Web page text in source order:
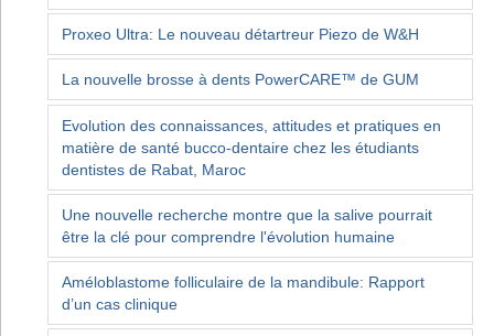
Proxeo Ultra: Le nouveau détartreur Piezo de W&H
La nouvelle brosse à dents PowerCARE™ de GUM
Evolution des connaissances, attitudes et pratiques en
matière de santé bucco-dentaire chez les étudiants
dentistes de Rabat, Maroc
Une nouvelle recherche montre que la salive pourrait
être la clé pour comprendre l'évolution humaine
Améloblastome folliculaire de la mandibule: Rapport
d’un cas clinique